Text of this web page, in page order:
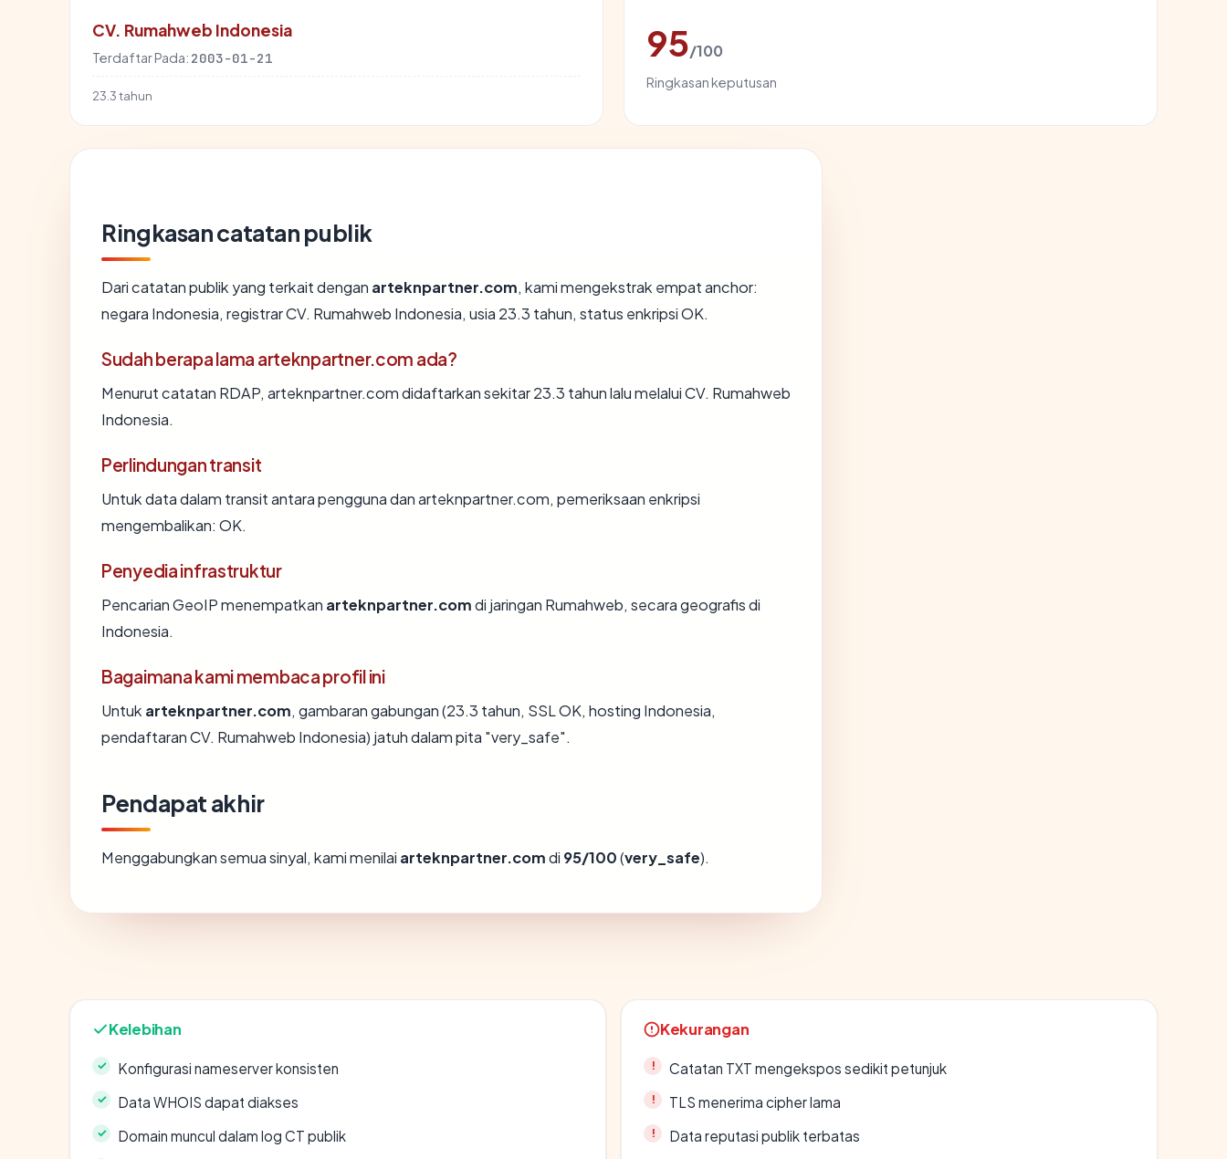
CV. Rumahweb Indonesia
Terdaftar Pada: 2003-01-21
23.3 tahun
95/100
Ringkasan keputusan
Ringkasan catatan publik
Dari catatan publik yang terkait dengan arteknpartner.com, kami mengekstrak empat anchor:
negara Indonesia, registrar CV. Rumahweb Indonesia, usia 23.3 tahun, status enkripsi OK.
Sudah berapa lama arteknpartner.com ada?
Menurut catatan RDAP, arteknpartner.com didaftarkan sekitar 23.3 tahun lalu melalui CV. Rumahweb
Indonesia.
Perlindungan transit
Untuk data dalam transit antara pengguna dan arteknpartner.com, pemeriksaan enkripsi
mengembalikan: OK.
Penyedia infrastruktur
Pencarian GeoIP menempatkan arteknpartner.comdi jaringan Rumahweb, secara geografis di
Indonesia.
Bagaimana kami membaca profil ini
Untuk arteknpartner.com, gambaran gabungan (23.3 tahun, SSL OK, hosting Indonesia,
pendaftaran CV. Rumahweb Indonesia) jatuh dalam pita "very_safe".
Pendapat akhir
Menggabungkan semua sinyal, kami menilai arteknpartner.comdi 95/100(very_safe).
Kelebihan
Konfigurasi nameserver konsisten
Data WHOIS dapat diakses
Domain muncul dalam log CT publik
Kekurangan
Catatan TXT mengekspos sedikit petunjuk
TLS menerima cipher lama
Data reputasi publik terbatas